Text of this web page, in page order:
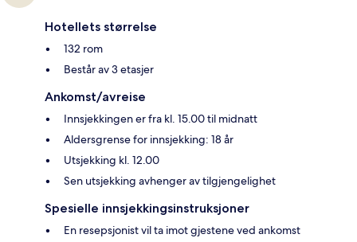
Hotellets størrelse
132 rom
Består av 3 etasjer
Ankomst/avreise
Innsjekkingen er fra kl. 15.00 til midnatt
Aldersgrense for innsjekking: 18 år
Utsjekking kl. 12.00
Sen utsjekking avhenger av tilgjengelighet
Spesielle innsjekkingsinstruksjoner
En resepsjonist vil ta imot gjestene ved ankomst